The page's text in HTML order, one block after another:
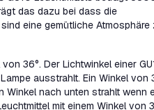
das dazu bei dass die
eine gemütliche Atmosphäre
36°. Der Lichtwinkel einer
ausstrahlt. Ein Winkel von
Winkel nach unten strahlt wenn
mit einem Winkel von